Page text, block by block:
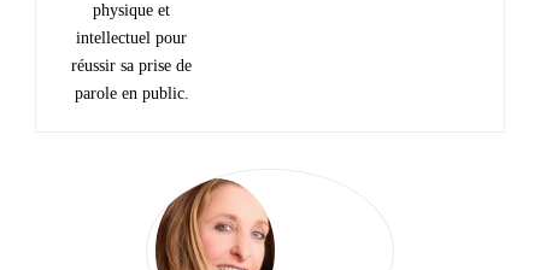
physique et
intellectuel pour
réussir sa prise de
parole en public.